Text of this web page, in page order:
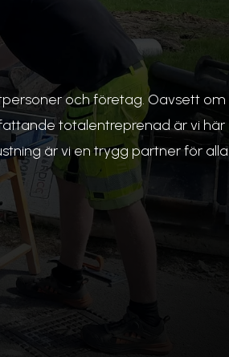
och företag. Oavsett om
totalentreprenad är vi här
är vi en trygg partner för alla